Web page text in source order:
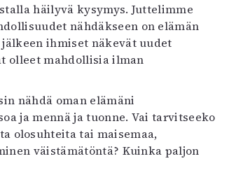
häilyvä kysymys. Juttelimme
nähdäkseen on elämän
ihmiset näkevät uudet
olleet mahdollisia ilman
nähdä oman elämäni
ja mennä ja tuonne. Vai tarvitseeko
olosuhteita tai maisemaa,
väistämätöntä? Kuinka paljon